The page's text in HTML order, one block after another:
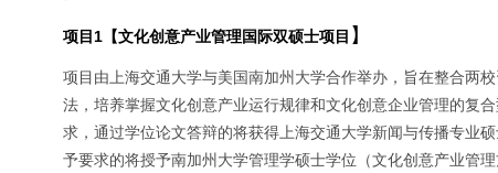
项目1【文化创意产业管理国际双硕士项目 】
项目由上海交通大学与美国南加州大学合作举办，旨在整合两
法，培养掌握文化创意产业运行规律和文化创意企业管理的复
求，通过学位论文答辩的将获得上海交通大学新闻与传播专业
予要求的将授予南加州大学管理学硕士学位（文化创意产业管